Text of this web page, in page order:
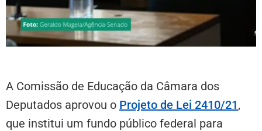
A Comissão de Educação da Câmara dos
Deputados aprovou o Projeto de Lei 2410/21,
que institui um fundo público federal para